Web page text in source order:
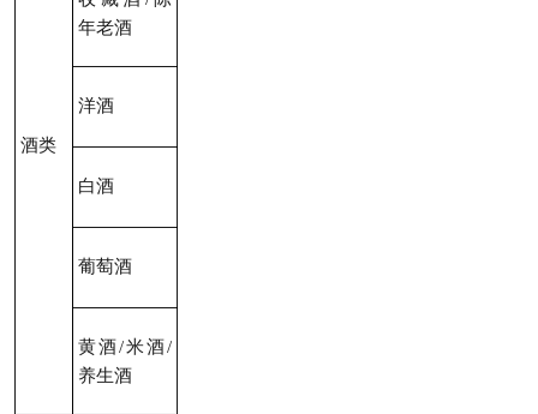
酒类
年老酒
洋酒
白酒
葡萄酒
黄酒/米酒/
养生酒